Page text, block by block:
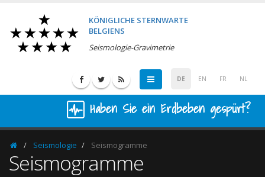
KÖNIGLICHE STERNWARTE
BELGIENS
Seismologie-Gravimetrie
DE EN FR NL
Haben Sie ein Erdbeben gespürt?
HomepageSeismologie Seismogramme
Seismogramme